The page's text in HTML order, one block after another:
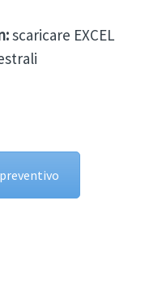
scaricare EXCEL